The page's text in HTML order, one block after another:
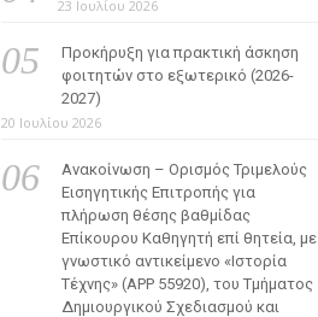
23 Ιουλίου 2026
Προκήρυξη για πρακτική άσκηση
φοιτητών στο εξωτερικό (2026-
2027)
20 Ιουλίου 2026
Ανακοίνωση – Ορισμός Τριμελούς
Εισηγητικής Επιτροπής για
πλήρωση θέσης βαθμίδας
Επίκουρου Καθηγητή επί θητεία, με
γνωστικό αντικείμενο «Ιστορία
Τέχνης» (ΑΡΡ 55920), του Τμήματος
Δημιουργικού Σχεδιασμού και